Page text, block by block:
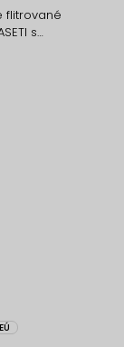
flitrované
s